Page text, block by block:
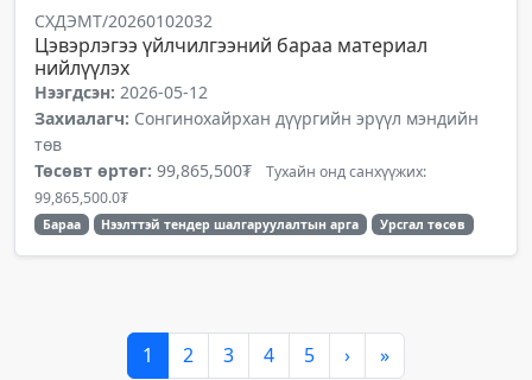
СХДЭМТ/20260102032
Цэвэрлэгээ үйлчилгээний бараа материал
нийлүүлэх
Нээгдсэн: 2026-05-12
Захиалагч: Сонгинохайрхан дүүргийн эрүүл мэндийн
төв
Төсөвт өртөг: 99,865,500₮ Тухайн онд санхүүжих:
99,865,500.0₮
Бараа Нээлттэй тендер шалгаруулалтын арга Урсгал төсөв
1 2 3 4 5 › »